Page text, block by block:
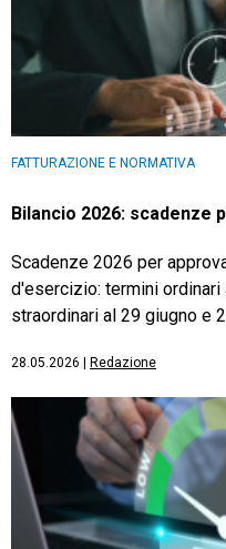
FATTURAZIONE E NORMATIVA
Bilancio 2026: scadenze
Scadenze 2026 per
d'esercizio: termini
straordinari al 29 giugno e
28.05.2026 Redazione